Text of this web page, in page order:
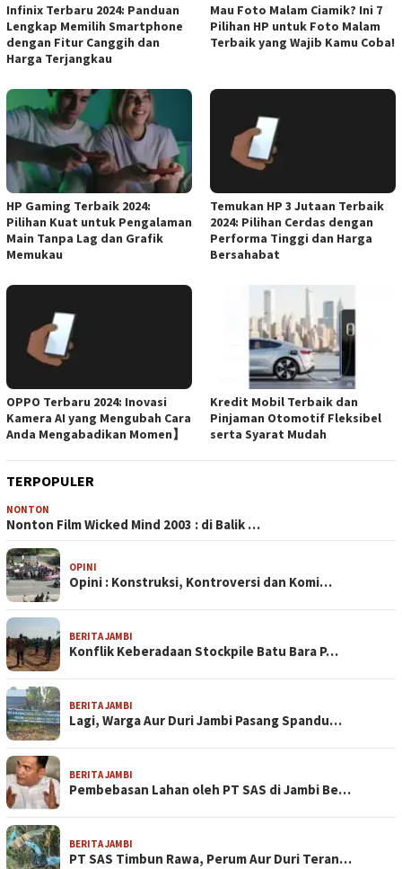
Infinix Terbaru 2024: Panduan
Lengkap Memilih Smartphone
dengan Fitur Canggih dan
Harga Terjangkau
Mau Foto Malam Ciamik? Ini 7
Pilihan HP untuk Foto Malam
Terbaik yang Wajib Kamu Coba!
HP Gaming Terbaik 2024:
Pilihan Kuat untuk Pengalaman
Main Tanpa Lag dan Grafik
Memukau
Temukan HP 3 Jutaan Terbaik
2024: Pilihan Cerdas dengan
Performa Tinggi dan Harga
Bersahabat
OPPO Terbaru 2024: Inovasi
Kamera AI yang Mengubah Cara
Anda Mengabadikan Momen】
Kredit Mobil Terbaik dan
Pinjaman Otomotif Fleksibel
serta Syarat Mudah
TERPOPULER
NONTON
Nonton Film Wicked Mind 2003 : di Balik …
OPINI
Opini : Konstruksi, Kontroversi dan Komi…
BERITA JAMBI
Konflik Keberadaan Stockpile Batu Bara P…
BERITA JAMBI
Lagi, Warga Aur Duri Jambi Pasang Spandu…
BERITA JAMBI
Pembebasan Lahan oleh PT SAS di Jambi Be…
BERITA JAMBI
PT SAS Timbun Rawa, Perum Aur Duri Teran…